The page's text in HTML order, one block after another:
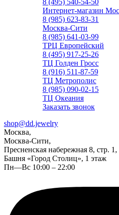
8 (495) 540-54-50
Интернет-магазин
8 (985) 623-83-31
Москва-Сити
8 (985) 641-03-99
ТРЦ Европейский
8 (495) 917-25-26
ТЦ Голден Гросс
8 (916) 511-87-59
ТЦ Метрополис
8 (985) 090-02-15
ТЦ Океания
Заказать звонок
shop@dd.jewelry
Москва,
Москва-Сити,
Пресненская набережная 8, стр. 1,
Башня «Город Столиц», 1 этаж
Пн—Вс 10:00 – 22:00